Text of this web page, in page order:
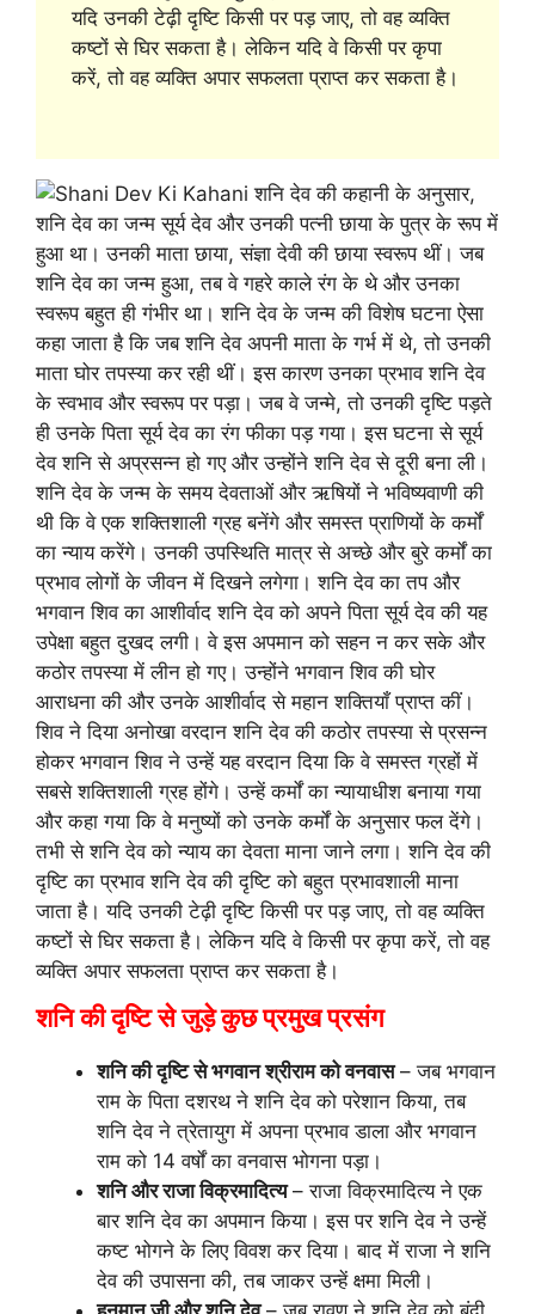
यदि उनकी टेढ़ी दृष्टि किसी पर पड़ जाए, तो वह व्यक्ति
कष्टों से घिर सकता है। लेकिन यदि वे किसी पर कृपा
करें, तो वह व्यक्ति अपार सफलता प्राप्त कर सकता है।
शनि की दृष्टि से जुड़े कुछ प्रमुख प्रसंग
शनि की दृष्टि से भगवान श्रीराम को वनवास– जब भगवान
राम के पिता दशरथ ने शनि देव को परेशान किया, तब
शनि देव ने त्रेतायुग में अपना प्रभाव डाला और भगवान
राम को 14 वर्षों का वनवास भोगना पड़ा।
शनि और राजा विक्रमादित्य– राजा विक्रमादित्य ने एक
बार शनि देव का अपमान किया। इस पर शनि देव ने उन्हें
कष्ट भोगने के लिए विवश कर दिया। बाद में राजा ने शनि
देव की उपासना की, तब जाकर उन्हें क्षमा मिली।